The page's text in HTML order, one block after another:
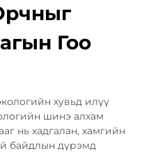
Гоо
хувьд илүү
шинэ алхам
нь хадгалан, хамгийн
байдлын дүрэмд